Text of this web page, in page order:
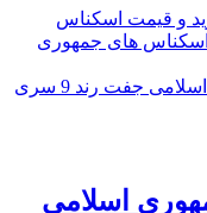
و قیمت اسکناس
های جمهوری
جمهوری اسلامی